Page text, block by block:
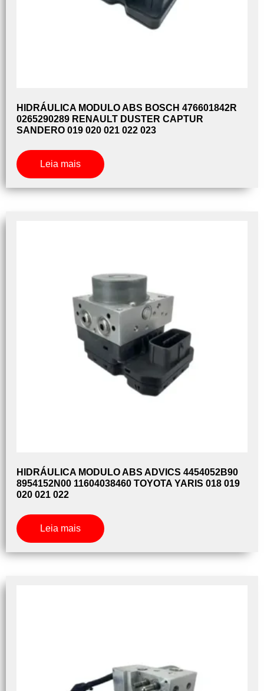
HIDRÁULICA MODULO ABS BOSCH 476601842R
0265290289 RENAULT DUSTER CAPTUR
SANDERO 019 020 021 022 023
Leia mais
HIDRÁULICA MODULO ABS ADVICS 4454052B90
8954152N00 11604038460 TOYOTA YARIS 018 019
020 021 022
Leia mais